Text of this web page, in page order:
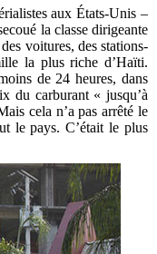
aux États-Unis –
la classe dirigeante
voitures, des stations-
la plus riche d’Haïti.
de 24 heures, dans
du carburant « jusqu’à
cela n’a pas arrêté le
le pays. C’était le plus